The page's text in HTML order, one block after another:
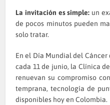
La invitación es simple: un
de pocos minutos pueden
solo tratar.
En el Día Mundial del Cáncer
cada 11 de junio, la Clínica
renuevan su compromiso
temprana, tecnología de
disponibles hoy en Colombia.